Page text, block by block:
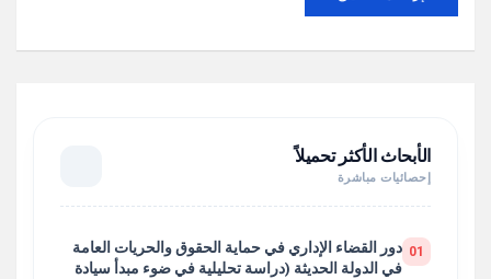
الأبحاث الأكثر تحميلاً
إحصائيات مباشرة
01 دور القضاء الإداري في حماية الحقوق والحريات العامة
في الدولة الحديثة (دراسة تحليلية في ضوء مبدأ سيادة